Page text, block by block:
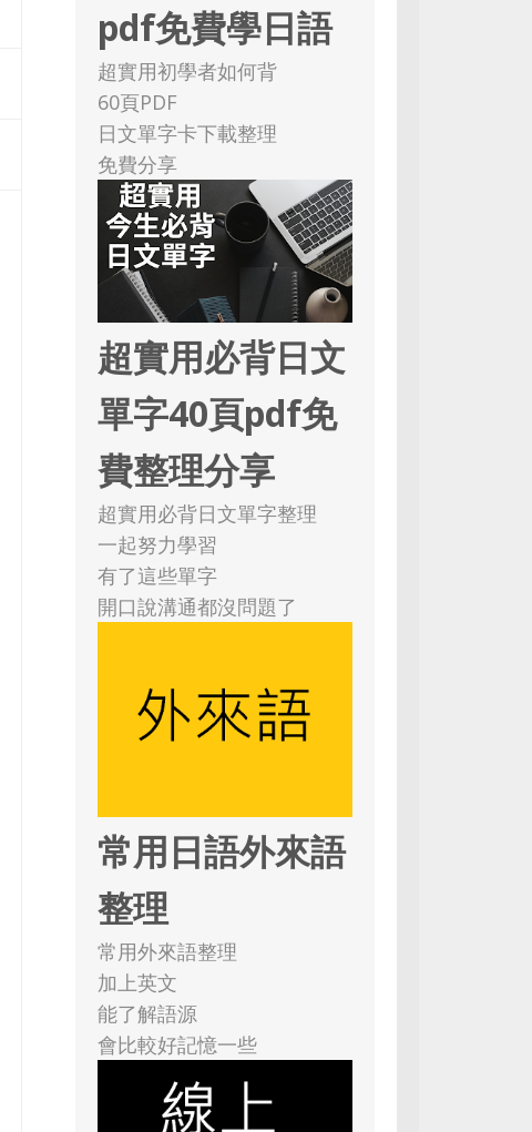
pdf免費學日語
超實用初學者如何背
60頁PDF
日文單字卡下載整理
免費分享
超實用必背日文
單字40頁pdf免
費整理分享
超實用必背日文單字整理
一起努力學習
有了這些單字
開口說溝通都沒問題了
常用日語外來語
整理
常用外來語整理
加上英文
能了解語源
會比較好記憶一些